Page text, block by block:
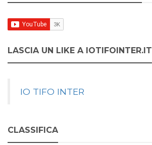
LASCIA UN LIKE A IOTIFOINTER.IT
IO TIFO INTER
CLASSIFICA